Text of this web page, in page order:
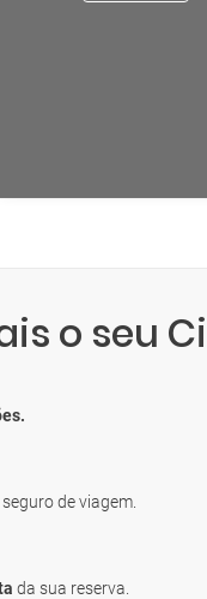
o seu
de viagem.
da sua reserva.